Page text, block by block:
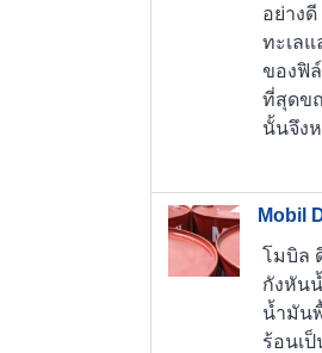
อย่าง
ทะเล
ของฟิ
ที่สุดข
นั้นจึง
Mobil
โมบิล
กังหัน
น้ำมัน
ร้อนเ